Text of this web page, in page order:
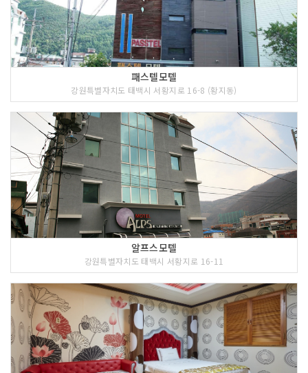
패스텔모텔
강원특별자치도 태백시 서황지로 16-8 (황지동)
알프스모텔
강원특별자치도 태백시 서황지로 16-11